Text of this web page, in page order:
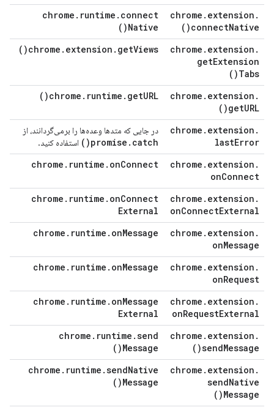
chrome . extension .
connectNative(
)
chrome . runtime . connect
Native(
)
chrome . extension .
getExtension
Tabs(
)
chrome . extension . getViews(
)
chrome . extension .
getURL(
)
chrome . runtime . getURL(
)
chrome . extension .
lastError
در جایی که متدها وعده‌ها را برمی‌گردانند، از
promise . catch(
) استفاده کنید.
chrome . extension .
onConnect
chrome . runtime . onConnect
chrome . extension .
onConnectExternal
chrome . runtime . onConnect
External
chrome . extension .
onMessage
chrome . runtime . onMessage
chrome . extension .
onRequest
chrome . runtime . onMessage
chrome . extension .
onRequestExternal
chrome . runtime . onMessage
External
chrome . extension .
sendMessage(
)
chrome . runtime .send
Message(
)
chrome . extension .
sendNative
Message(
)
chrome . runtime .sendNative
Message(
)